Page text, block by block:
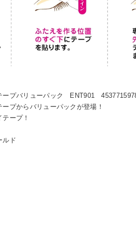
ープバリューパック ENT901
プからバリューパックが登場！
ープ！
ルド